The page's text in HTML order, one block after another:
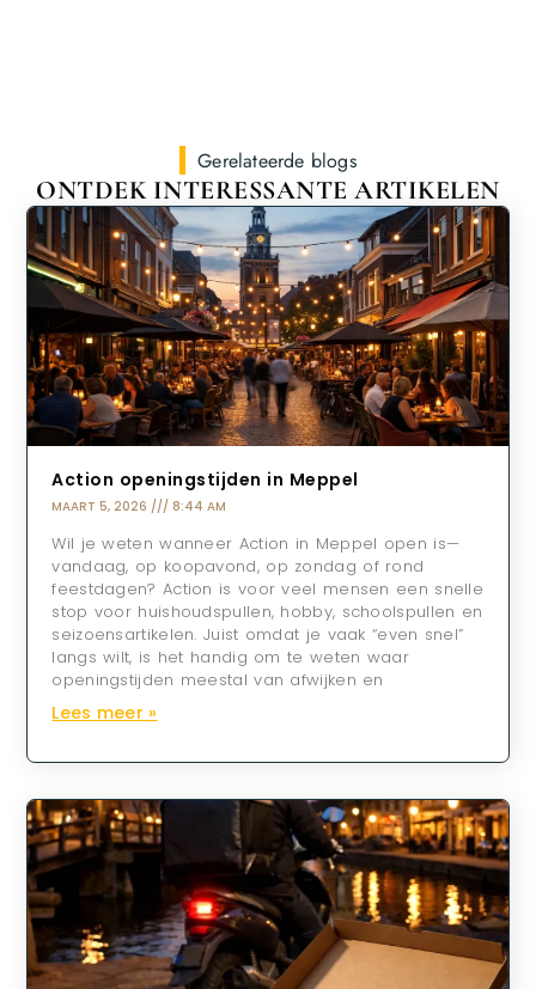
Gerelateerde blogs
ONTDEK INTERESSANTE ARTIKELEN
Action openingstijden in Meppel
MAART 5, 2026 8:44 AM
Wil je weten wanneer Action in Meppel open is—
vandaag, op koopavond, op zondag of rond
feestdagen? Action is voor veel mensen een snelle
stop voor huishoudspullen, hobby, schoolspullen en
seizoensartikelen. Juist omdat je vaak “even snel”
langs wilt, is het handig om te weten waar
openingstijden meestal van afwijken en
Lees meer »